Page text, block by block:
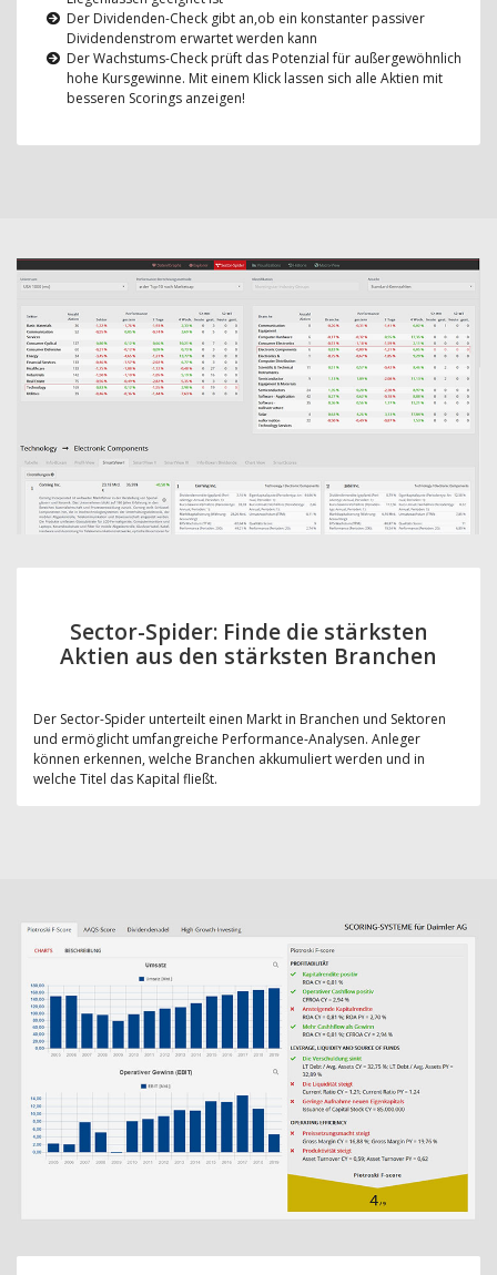
Der Dividenden-Check gibt an,ob ein konstanter passiver
Dividendenstrom erwartet werden kann
Der Wachstums-Check prüft das Potenzial für außergewöhnlich
hohe Kursgewinne. Mit einem Klick lassen sich alle Aktien mit
besseren Scorings anzeigen!
Sector-Spider: Finde die stärksten
Aktien aus den stärksten Branchen
Der Sector-Spider unterteilt einen Markt in Branchen und Sektoren
und ermöglicht umfangreiche Performance-Analysen. Anleger
können erkennen, welche Branchen akkumuliert werden und in
welche Titel das Kapital fließt.